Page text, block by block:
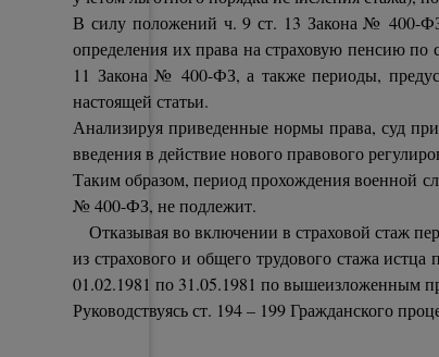
В силу положений ч. 9 ст. 13 Закона № 400-ФЗ,
определения их права на страховую пенсию по
11 Закона № 400-ФЗ, а также периоды,
настоящей статьи.
Анализируя приведенные нормы права, суд
введения в действие нового правового
Таким образом, период прохождения военной
№ 400-ФЗ, не подлежит.
Отказывая во включении в страховой стаж
из страхового и общего трудового стажа
01.02.1981 по 31.05.1981 по вышеизложенным
Руководствуясь ст. 194 – 199 Гражданского